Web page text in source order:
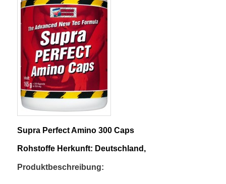
Supra Perfect Amino 300 Caps
Rohstoffe Herkunft: Deutschland,
Produktbeschreibung: